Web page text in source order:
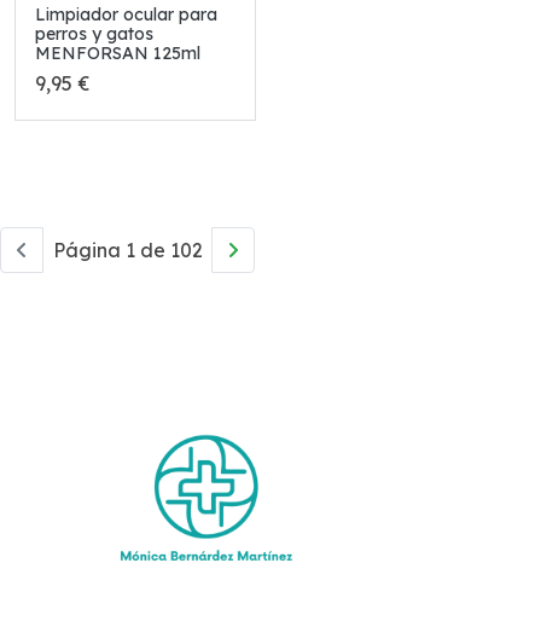
Limpiador ocular para
perros y gatos
MENFORSAN 125ml
9,95 €
Página 1 de 102